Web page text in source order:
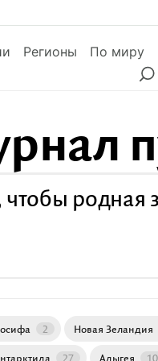
Сезоны Месяцы
Регионы По миру
родная
2 Новая Зеландия
27 Адыгея 10